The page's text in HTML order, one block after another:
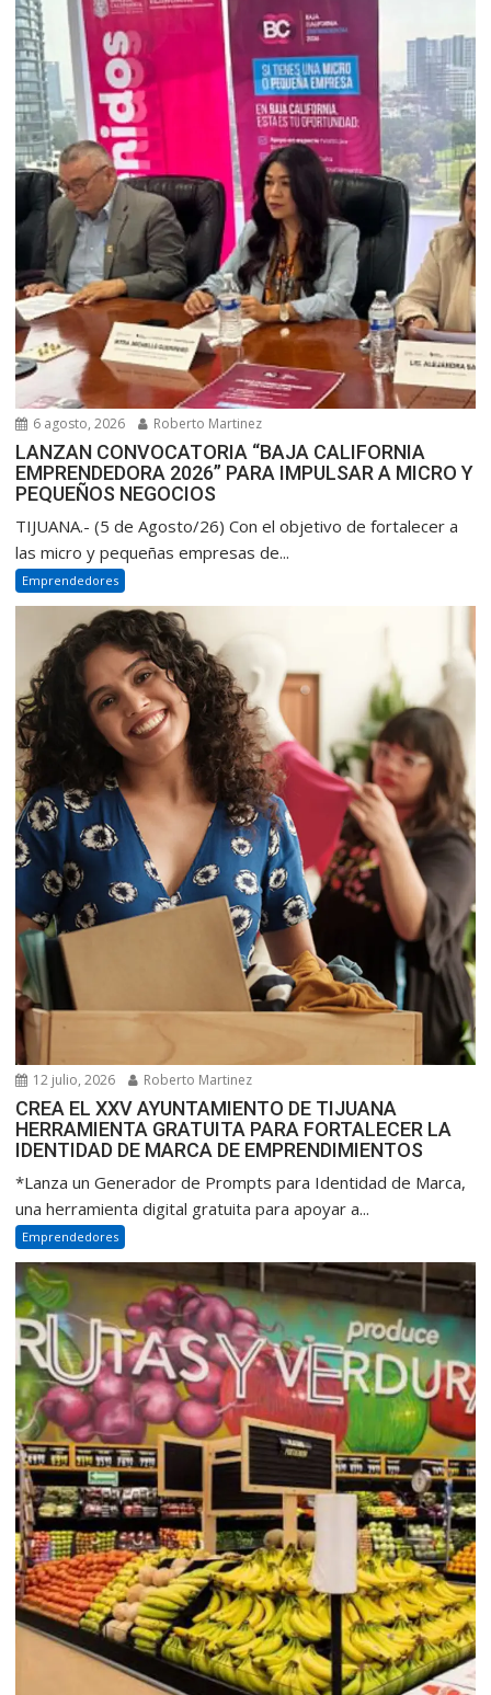
6 agosto, 2026 Roberto Martinez
LANZAN CONVOCATORIA “BAJA CALIFORNIA
EMPRENDEDORA 2026” PARA IMPULSAR A MICRO Y
PEQUEÑOS NEGOCIOS
TIJUANA.- (5 de Agosto/26) Con el objetivo de fortalecer a
las micro y pequeñas empresas de...
Emprendedores
12 julio, 2026 Roberto Martinez
CREA EL XXV AYUNTAMIENTO DE TIJUANA
HERRAMIENTA GRATUITA PARA FORTALECER LA
IDENTIDAD DE MARCA DE EMPRENDIMIENTOS
*Lanza un Generador de Prompts para Identidad de Marca,
una herramienta digital gratuita para apoyar a...
Emprendedores